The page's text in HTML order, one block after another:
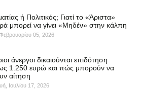
ή Πολιτικός; Γιατί το «Άριστα»
μπορεί να γίνει «Μηδέν» στην κάλπη
05, 2026
άνεργοι δικαιούνται επιδότηση
1.250 ευρώ και πώς μπορούν να
αίτηση
Ιουλίου 17, 2026